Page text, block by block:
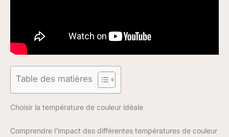
Table des matières
Choisir la température de couleur idéale
Comprendre l’impact des différentes températures de couleur